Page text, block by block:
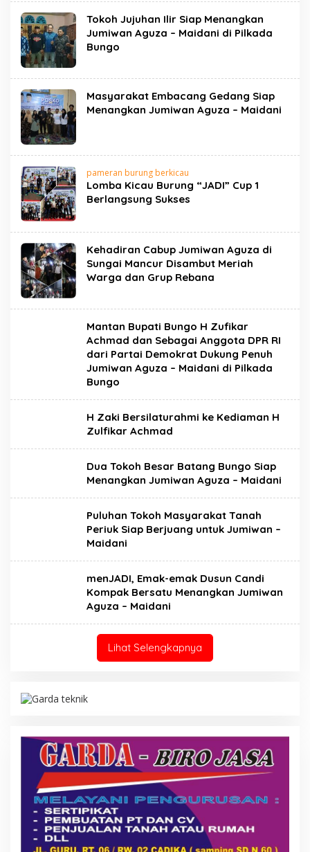
Tokoh Jujuhan Ilir Siap Menangkan
Jumiwan Aguza – Maidani di Pilkada
Bungo
Masyarakat Embacang Gedang Siap
Menangkan Jumiwan Aguza – Maidani
pameran burung berkicau
Lomba Kicau Burung “JADI” Cup 1
Berlangsung Sukses
Kehadiran Cabup Jumiwan Aguza di
Sungai Mancur Disambut Meriah
Warga dan Grup Rebana
Mantan Bupati Bungo H Zufikar
Achmad dan Sebagai Anggota DPR RI
dari Partai Demokrat Dukung Penuh
Jumiwan Aguza – Maidani di Pilkada
Bungo
H Zaki Bersilaturahmi ke Kediaman H
Zulfikar Achmad
Dua Tokoh Besar Batang Bungo Siap
Menangkan Jumiwan Aguza – Maidani
Puluhan Tokoh Masyarakat Tanah
Periuk Siap Berjuang untuk Jumiwan –
Maidani
menJADI, Emak-emak Dusun Candi
Kompak Bersatu Menangkan Jumiwan
Aguza – Maidani
Lihat Selengkapnya